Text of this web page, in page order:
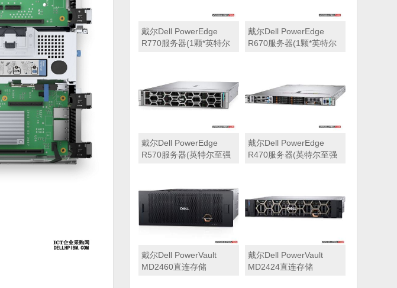
戴尔Dell PowerEdge
R770服务器(1颗*英特尔
PERC H965i阵列卡丨
800W双电源丨三年保修)
戴尔Dell PowerEdge
R670服务器(1颗*英特尔
PERC H965i阵列卡丨
800W双电源丨三年保修)
戴尔Dell PowerEdge
R570服务器(英特尔至强
SSD固态硬盘丨PERC
H965i阵列卡丨800W双电
源丨三年保修)
戴尔Dell PowerEdge
R470服务器(英特尔至强
H965i阵列卡丨800W双电
源丨三年保修)
戴尔Dell PowerVault
MD2460直连存储
戴尔Dell PowerVault
MD2424直连存储